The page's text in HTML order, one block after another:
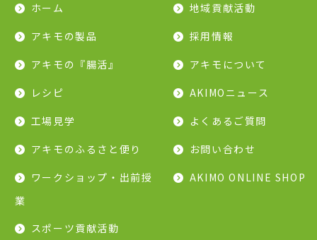
ホーム
アキモの製品
アキモの『腸活』
レシピ
工場見学
アキモのふるさと便り
ワークショップ・出前授
業
スポーツ貢献活動
地域貢献活動
採用情報
アキモについて
AKIMOニュース
よくあるご質問
お問い合わせ
AKIMO ONLINE SHOP